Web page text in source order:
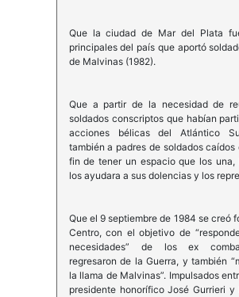
Que la ciudad de Mar del Plata
principales del país que aportó
de Malvinas (1982).
Que a partir de la necesidad de
soldados conscriptos que habían
acciones bélicas del Atlántico
también a padres de soldados caídos
fin de tener un espacio que los una,
los ayudara a sus dolencias y los
Que el 9 septiembre de 1984 se creó
Centro, con el objetivo de
necesidades” de los ex
regresaron de la Guerra, y también
la llama de Malvinas”. Impulsados
presidente honorífico José Gurrieri y